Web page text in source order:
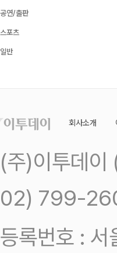
공연/출판
스포츠
일반
회사소개
(주)이투데
02) 799-
등록번호 :